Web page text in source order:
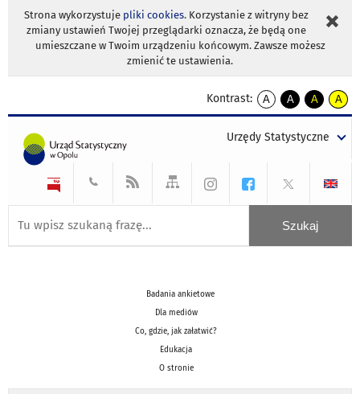
Strona wykorzystuje pliki cookies. Korzystanie z witryny bez
zmiany ustawień Twojej przeglądarki oznacza, że będą one
umieszczane w Twoim urządzeniu końcowym. Zawsze możesz
zmienić te ustawienia.
Kontrast:
A
kontrast
A
kontrast
tekst
czarnym
A
kontrast
tekst
czarnym
A
tekst
żółtym
Urzędy Statystyczne
Badania ankietowe
Dla mediów
Co, gdzie, jak załatwić?
Edukacja
O stronie